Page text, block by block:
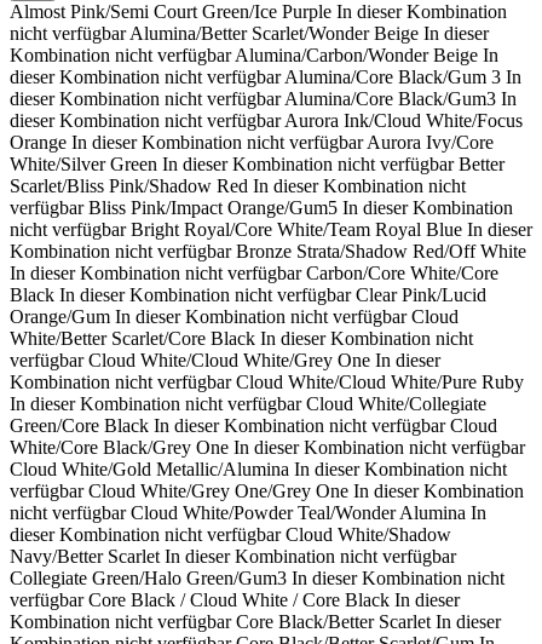
Almost Pink/Semi Court Green/Ice Purple In dieser Kombination
nicht verfügbar Alumina/Better Scarlet/Wonder Beige In dieser
Kombination nicht verfügbar Alumina/Carbon/Wonder Beige In
dieser Kombination nicht verfügbar Alumina/Core Black/Gum 3 In
dieser Kombination nicht verfügbar Alumina/Core Black/Gum3 In
dieser Kombination nicht verfügbar Aurora Ink/Cloud White/Focus
Orange In dieser Kombination nicht verfügbar Aurora Ivy/Core
White/Silver Green In dieser Kombination nicht verfügbar Better
Scarlet/Bliss Pink/Shadow Red In dieser Kombination nicht
verfügbar Bliss Pink/Impact Orange/Gum5 In dieser Kombination
nicht verfügbar Bright Royal/Core White/Team Royal Blue In dieser
Kombination nicht verfügbar Bronze Strata/Shadow Red/Off White
In dieser Kombination nicht verfügbar Carbon/Core White/Core
Black In dieser Kombination nicht verfügbar Clear Pink/Lucid
Orange/Gum In dieser Kombination nicht verfügbar Cloud
White/Better Scarlet/Core Black In dieser Kombination nicht
verfügbar Cloud White/Cloud White/Grey One In dieser
Kombination nicht verfügbar Cloud White/Cloud White/Pure Ruby
In dieser Kombination nicht verfügbar Cloud White/Collegiate
Green/Core Black In dieser Kombination nicht verfügbar Cloud
White/Core Black/Grey One In dieser Kombination nicht verfügbar
Cloud White/Gold Metallic/Alumina In dieser Kombination nicht
verfügbar Cloud White/Grey One/Grey One In dieser Kombination
nicht verfügbar Cloud White/Powder Teal/Wonder Alumina In
dieser Kombination nicht verfügbar Cloud White/Shadow
Navy/Better Scarlet In dieser Kombination nicht verfügbar
Collegiate Green/Halo Green/Gum3 In dieser Kombination nicht
verfügbar Core Black / Cloud White / Core Black In dieser
Kombination nicht verfügbar Core Black/Better Scarlet In dieser